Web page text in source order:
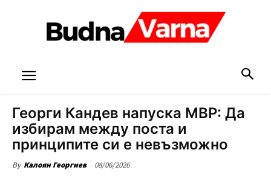
Георги Кандев напуска МВР: Да
избирам между поста и
принципите си е невъзможно
By Калоян Георгиев 08/06/2026